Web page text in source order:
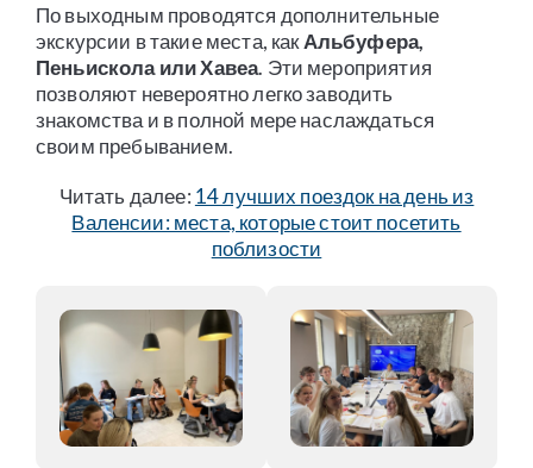
По выходным проводятся дополнительные
экскурсии в такие места, какАльбуфера,
Пеньискола или Хавеа. Эти мероприятия
позволяют невероятно легко заводить
знакомства и в полной мере наслаждаться
своим пребыванием.
Читать далее: 14 лучших поездок на день из
Валенсии: места, которые стоит посетить
поблизости